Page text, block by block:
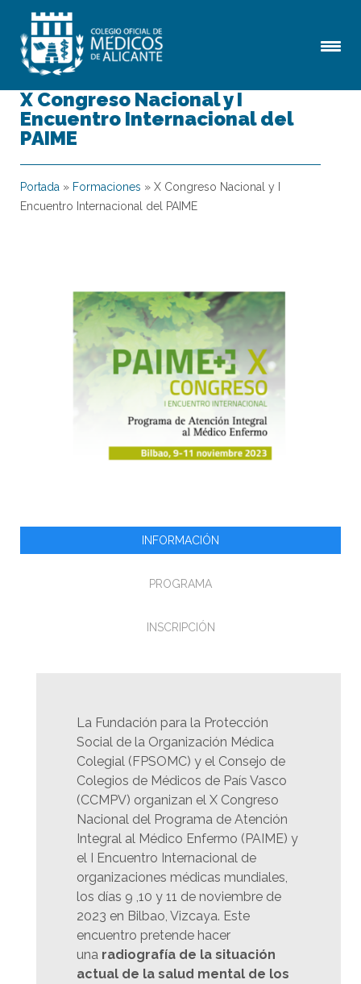
X Congreso Nacional y I
Encuentro Internacional del
PAIME
Portada » Formaciones » X Congreso Nacional y I
Encuentro Internacional del PAIME
INFORMACIÓN
PROGRAMA
INSCRIPCIÓN
La Fundación para la Protección
Social de la Organización Médica
Colegial (FPSOMC) y el Consejo de
Colegios de Médicos de País Vasco
(CCMPV) organizan el X Congreso
Nacional del Programa de Atención
Integral al Médico Enfermo (PAIME) y
el I Encuentro Internacional de
organizaciones médicas mundiales,
los días 9 ,10 y 11 de noviembre de
2023 en Bilbao, Vizcaya. Este
encuentro pretende hacer
una radiografía de la situación
actual de la salud mental de los